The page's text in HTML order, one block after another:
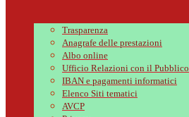
Trasparenza
Anagrafe delle prestazioni
Albo online
Ufficio Relazioni con il Pubblico
IBAN e pagamenti informatici
Elenco Siti tematici
AVCP